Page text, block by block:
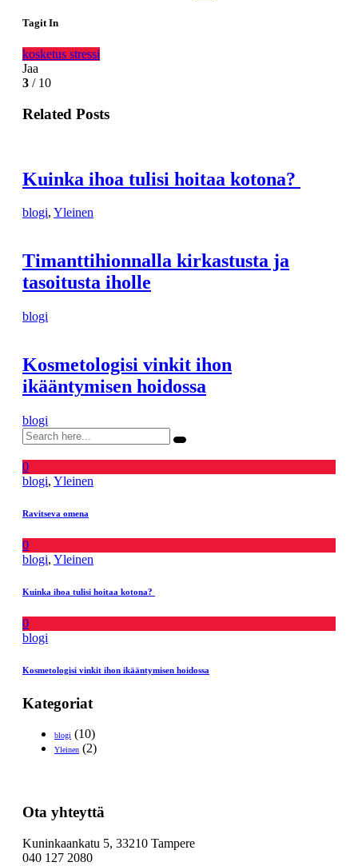
Tagit In
kosketus stressi
Jaa
3 / 10
Related Posts
Kuinka ihoa tulisi hoitaa kotona?
blogi, Yleinen
Timanttihionnalla kirkastusta ja
tasoitusta iholle
blogi
Kosmetologisi vinkit ihon
ikääntymisen hoidossa
blogi
0
blogi, Yleinen
Ravitseva omena
0
blogi, Yleinen
Kuinka ihoa tulisi hoitaa kotona?
0
blogi
Kosmetologisi vinkit ihon ikääntymisen hoidossa
Kategoriat
blogi (10)
Yleinen (2)
Ota yhteyttä
Kuninkaankatu 5, 33210 Tampere
040 127 2080